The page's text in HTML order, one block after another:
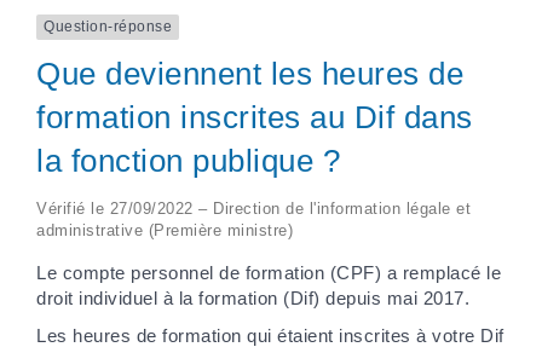
Question-réponse
Que deviennent les heures de
formation inscrites au Dif dans
la fonction publique ?
Vérifié le 27/09/2022 – Direction de l'information légale et
administrative (Première ministre)
Le compte personnel de formation (CPF) a remplacé le
droit individuel à la formation (Dif) depuis mai 2017.
Les heures de formation qui étaient inscrites à votre Dif